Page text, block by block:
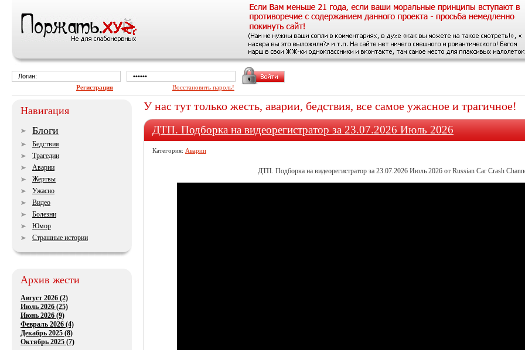
У нас тут только жесть, аварии, бедствия, все самое ужасное и трагичное!
ДТП. Подборка на видеорегистратор за 23.07.2026 Июль 2026
Категория: Аварии
ДТП. Подборка на видеорегистратор за 23.07.2026 Июль 2026 от Russian Car Crash
Навигация
Блоги
Бедствия
Трагедии
Аварии
Жертвы
Ужасно
Видео
Болезни
Юмор
Страшные истории
Архив жести
Август 2026 (2)
Июль 2026 (25)
Июнь 2026 (9)
Февраль 2026 (4)
Декабрь 2025 (8)
Октябрь 2025 (7)
Регистрация Восстановить пароль!